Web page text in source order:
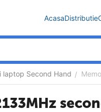
AcasaDistributie
laptop Second Hand /